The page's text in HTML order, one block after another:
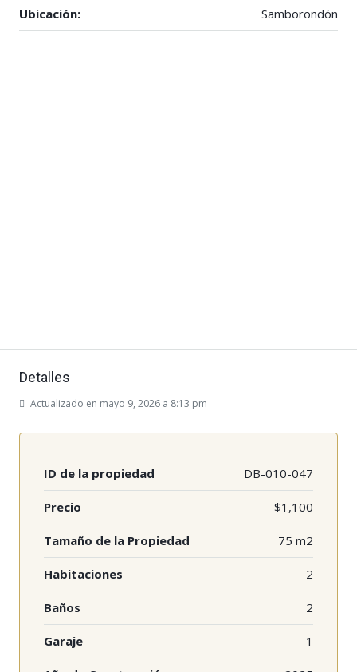
Ubicación: Samborondón
Detalles
Actualizado en mayo 9, 2026 a 8:13 pm
ID de la propiedad DB-010-047
Precio $1,100
Tamaño de la Propiedad 75 m2
Habitaciones 2
Baños 2
Garaje 1